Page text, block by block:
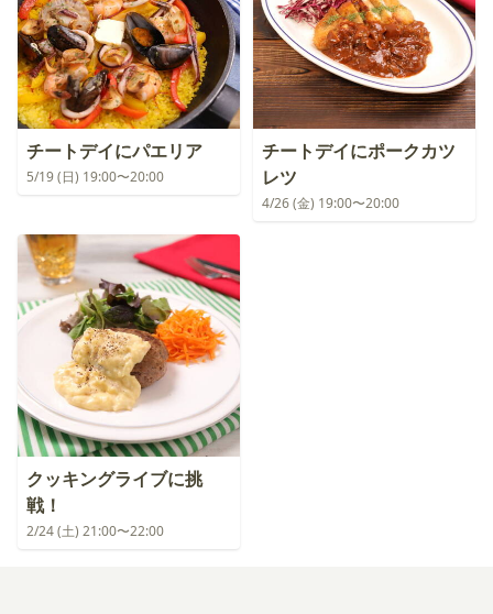
チートデイにパエリア
5/19 (日) 19:00〜20:00
チートデイにポークカツ
レツ
4/26 (金) 19:00〜20:00
クッキングライブに挑
戦！
2/24 (土) 21:00〜22:00